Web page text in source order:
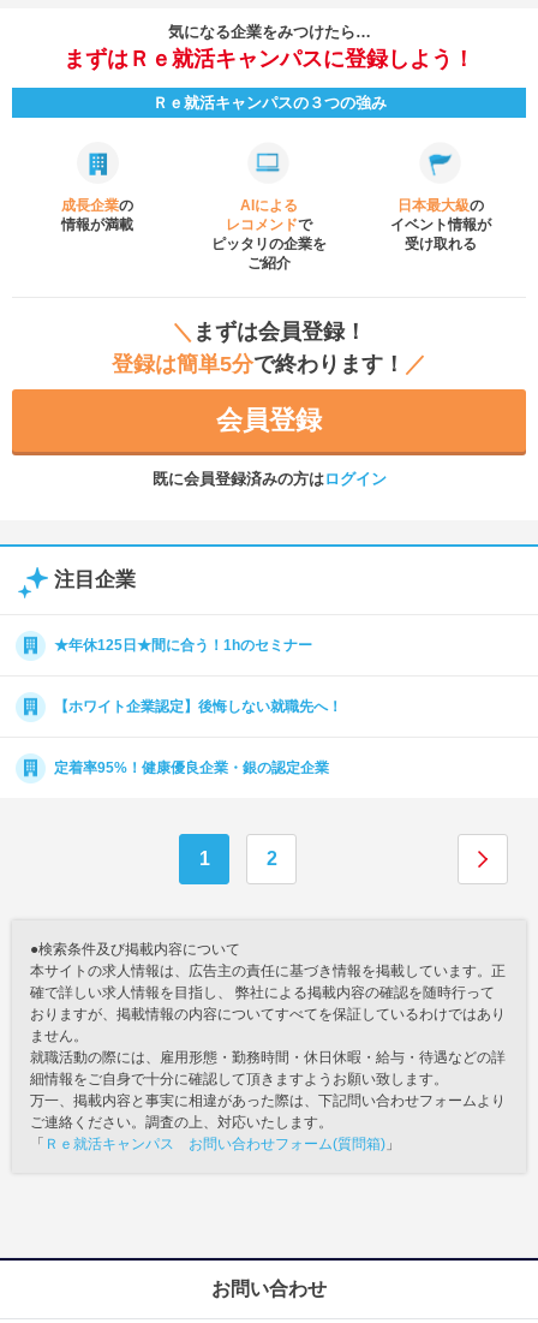
気になる企業をみつけたら…
まずはＲｅ就活キャンパスに登録しよう！
Ｒｅ就活キャンパスの３つの強み
成長企業の
情報が満載
AIによる
レコメンドで
ピッタリの企業を
ご紹介
日本最大級の
イベント情報が
受け取れる
＼ まずは会員登録！
登録は簡単5分で終わります！ ／
会員登録
既に会員登録済みの方はログイン
注目企業
★年休125日★間に合う！1hのセミナー
【ホワイト企業認定】後悔しない就職先へ！
定着率95%！健康優良企業・銀の認定企業
1 2
●検索条件及び掲載内容について
本サイトの求人情報は、広告主の責任に基づき情報を掲載しています。正
確で詳しい求人情報を目指し、 弊社による掲載内容の確認を随時行って
おりますが、掲載情報の内容についてすべてを保証しているわけではあり
ません。
就職活動の際には、雇用形態・勤務時間・休日休暇・給与・待遇などの詳
細情報をご自身で十分に確認して頂きますようお願い致します。
万一、掲載内容と事実に相違があった際は、下記問い合わせフォームより
ご連絡ください。調査の上、対応いたします。
「 Ｒｅ就活キャンパス お問い合わせフォーム(質問箱) 」
お問い合わせ